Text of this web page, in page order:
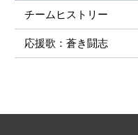
チームヒストリー
応援歌：蒼き闘志